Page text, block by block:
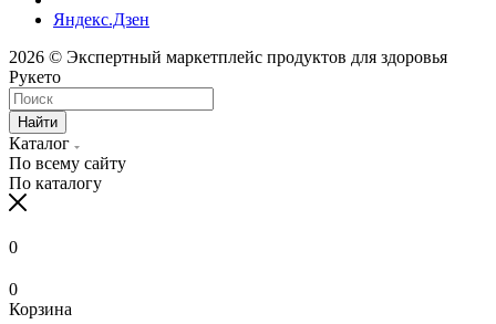
Яндекс.Дзен
2026 © Экспертный маркетплейс продуктов для здоровья
Рукето
Найти
Каталог
По всему сайту
По каталогу
0
0
Корзина